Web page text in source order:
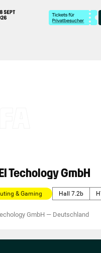
Techology GmbH
& Gaming Hall 7.2b
GmbH — Deutschland